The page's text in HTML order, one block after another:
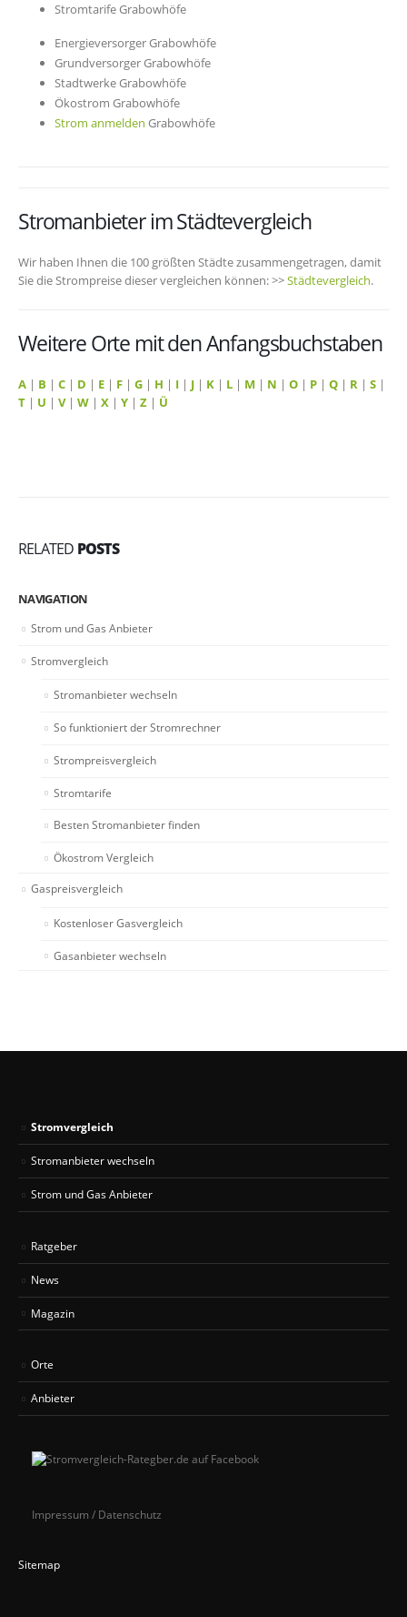
Stromtarife Grabowhöfe
Energieversorger Grabowhöfe
Grundversorger Grabowhöfe
Stadtwerke Grabowhöfe
Ökostrom Grabowhöfe
Strom anmelden Grabowhöfe
Stromanbieter im Städtevergleich
Wir haben Ihnen die 100 größten Städte zusammengetragen, damit
Sie die Strompreise dieser vergleichen können: >>Städtevergleich.
Weitere Orte mit den Anfangsbuchstaben
A | B | C | D | E | F | G | H | I | J | K | L | M | N | O | P | Q | R | S |
T | U | V| W | X | Y | Z | Ü
RELATED POSTS
NAVIGATION
Strom und Gas Anbieter
Stromvergleich
Stromanbieter wechseln
So funktioniert der Stromrechner
Strompreisvergleich
Stromtarife
Besten Stromanbieter finden
Ökostrom Vergleich
Gaspreisvergleich
Kostenloser Gasvergleich
Gasanbieter wechseln
Stromvergleich
Stromanbieter wechseln
Strom und Gas Anbieter
Ratgeber
News
Magazin
Orte
Anbieter
Impressum / Datenschutz
Sitemap